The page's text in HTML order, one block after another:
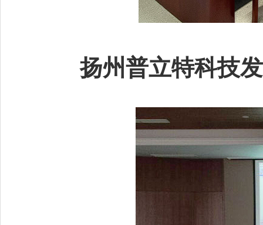
扬州普立特科技